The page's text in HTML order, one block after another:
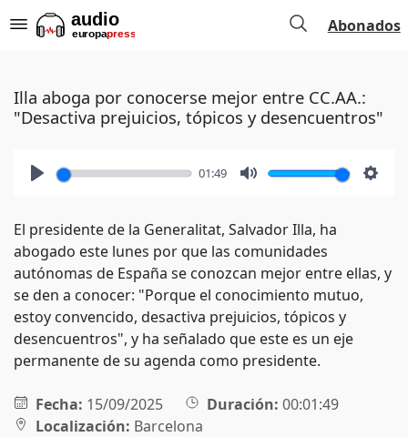
Abonados
Illa aboga por conocerse mejor entre CC.AA.:
"Desactiva prejuicios, tópicos y desencuentros"
01:49
El presidente de la Generalitat, Salvador Illa, ha
abogado este lunes por que las comunidades
autónomas de España se conozcan mejor entre ellas, y
se den a conocer: "Porque el conocimiento mutuo,
estoy convencido, desactiva prejuicios, tópicos y
desencuentros", y ha señalado que este es un eje
permanente de su agenda como presidente.
Fecha: 15/09/2025 Duración: 00:01:49
Localización: Barcelona